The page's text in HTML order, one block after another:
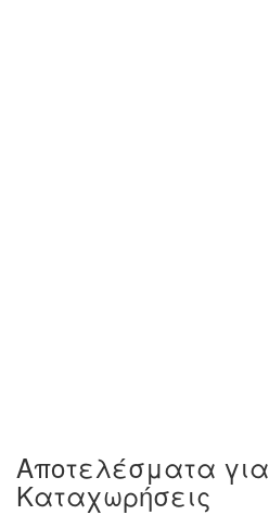
Αποτελέσματα για
Καταχωρήσεις